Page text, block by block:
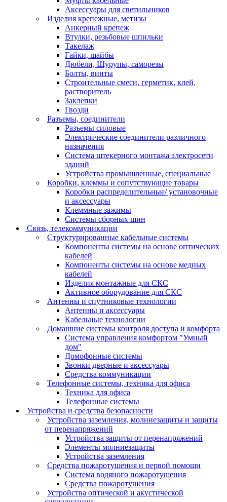
Аксессуары для светильников
Изделия крепежные, метизы
Анкерный крепеж
Втулки, резьбовые шпильки
Такелаж
Гайки, шайбы
Дюбели, Шурупы, саморезы
Болты, винты
Строительные смеси, герметик, клей,
растворитель
Заклепки
Гвозди
Разъемы, соединители
Разъемы силовые
Электрические соединители различного
назначения
Система штекерного монтажа электросети
зданий
Устройства промышленные, специальные
Коробки, клеммы и сопутствующие товары
Коробки распределительные/ установочные
и аксессуары
Клеммные зажимы
Системы сборных шин
Связь, телекоммуникации
Структурированные кабельные системы
Компоненты системы на основе оптических
кабелей
Компоненты системы на основе медных
кабелей
Изделия монтажные для СКС
Активное оборудование для СКС
Антенны и спутниковые технологии
Антенны и аксессуары
Кабельные технологии
Домашние системы контроля доступа и комфорта
Система управления комфортом "Умный
дом"
Домофонные системы
Звонки дверные и аксессуары
Средства коммуникации
Телефонные системы, техника для офиса
Техника для офиса
Телефонные системы
Устройства и средства безопасности
Устройства заземления, молниезащиты и защиты
от перенапряжений
Устройства защиты от перенапряжений
Элементы молниезащиты
Устройства заземления
Средства пожаротушения и первой помощи
Система водяного пожаротушения
Средства пожаротушения
Устройства оптической и акустической